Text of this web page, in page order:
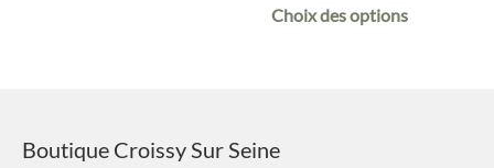
Choix des options
Boutique Croissy Sur Seine